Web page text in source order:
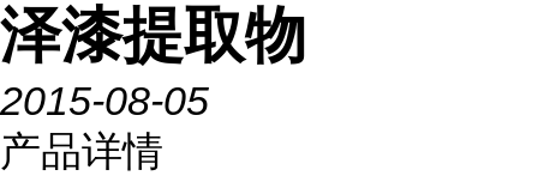
泽漆提取物
2015-08-05
产品详情